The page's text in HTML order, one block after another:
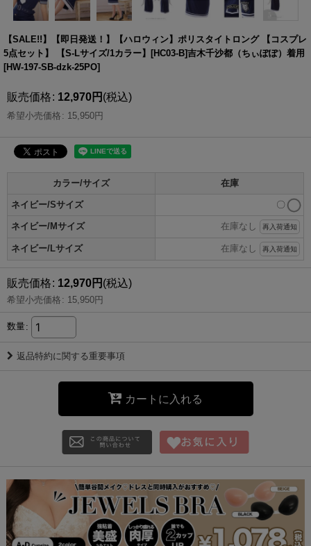
【SALE!!】【即日発送！】【ハロウィン】ポリスタイトロング 【コスプレ
5点セット】 【S-Lサイズ/1カラー】[HC03-B]吉木千沙都（ちぃぽぽ）着用
[HW-197-SB-dzk-25PO]
販売価格: 12,970円 (税込)
希望小売価格 : 15,950円
カラー/サイズ 在庫
ネイビー/Sサイズ 〇
ネイビー/Mサイズ 在庫なし 再入荷通知
ネイビー/Lサイズ 在庫なし 再入荷通知
販売価格: 12,970円 (税込)
希望小売価格 : 15,950円
数量:
返品特約に関する重要事項
カートに入れる